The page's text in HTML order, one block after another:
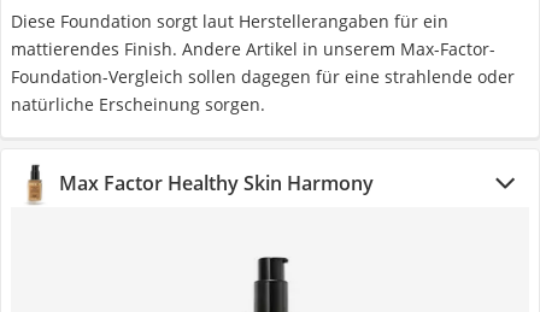
Diese Foundation sorgt laut Herstellerangaben für ein
mattierendes Finish. Andere Artikel in unserem Max-Factor-
Foundation-Vergleich sollen dagegen für eine strahlende oder
natürliche Erscheinung sorgen.
Max Factor Healthy Skin Harmony